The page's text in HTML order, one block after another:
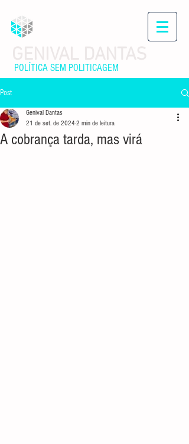
POLÍTICA SEM POLITICAGEM
Post
A cobrança tarda, mas virá
Genival Dantas
21 de set. de 2024 2 min de leitura